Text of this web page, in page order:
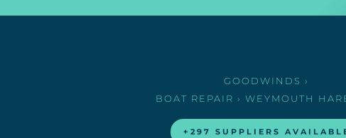
GOODWINDS ›
BOAT REPAIR › WEYMOUTH
+297 SUPPLIERS